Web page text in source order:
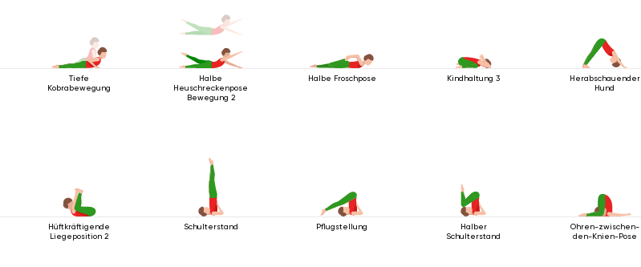
Tiefe
Kobrabewegung
Halbe
Heuschreckenpose
Bewegung 2
Halbe Froschpose Kindhaltung 3
Herabschauender
Hund
Hüftkräftigende
Liegeposition 2
Schulterstand Pflugstellung
Halber
Schulterstand
Ohren-zwischen-
den-Knien-Pose